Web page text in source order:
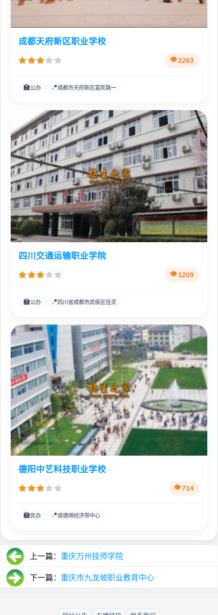
成都天府新区职业学校
2263
🏫公办 📍成都市天府新区富民路一
四川交通运输职业学院
1209
🏫公办 📍四川省成都市武侯区佳灵
德阳中艺科技职业学校
714
🏫 民办 📍成德绵经济带中心
上一篇： 重庆万州技师学院
下一篇： 重庆市九龙坡职业教育中心